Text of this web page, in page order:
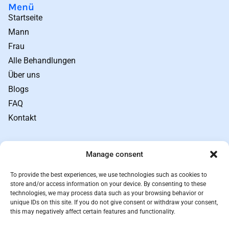
Manage consent
To provide the best experiences, we use technologies such as cookies to
store and/or access information on your device. By consenting to these
technologies, we may process data such as your browsing behavior or
unique IDs on this site. If you do not give consent or withdraw your consent,
this may negatively affect certain features and functionality.
Menü
Startseite
Mann
Frau
Alle Behandlungen
Über uns
Blogs
FAQ
Kontakt
Geschäftsbedingungen
Datenschutz
Sitemap
Rückgabebedingungen
Preisprinzip